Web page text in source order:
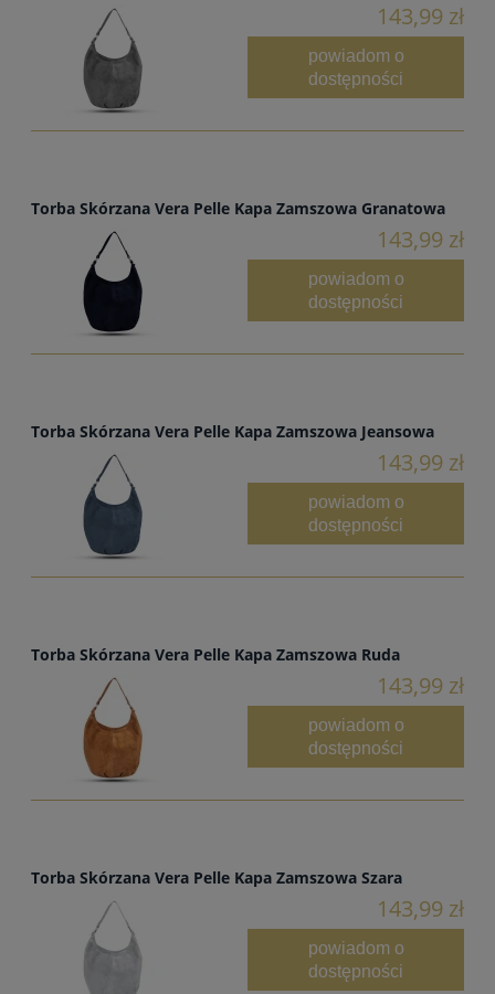
143,99 zł
powiadom o
dostępności
Torba Skórzana Vera Pelle Kapa Zamszowa Granatowa
143,99 zł
powiadom o
dostępności
Torba Skórzana Vera Pelle Kapa Zamszowa Jeansowa
143,99 zł
powiadom o
dostępności
Torba Skórzana Vera Pelle Kapa Zamszowa Ruda
143,99 zł
powiadom o
dostępności
Torba Skórzana Vera Pelle Kapa Zamszowa Szara
143,99 zł
powiadom o
dostępności